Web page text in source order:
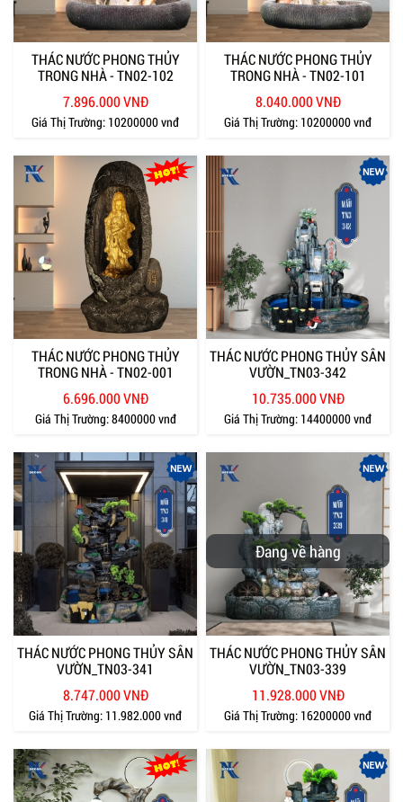
THÁC NƯỚC PHONG THỦY
TRONG NHÀ - TN02-102
7.896.000 VNĐ
Giá Thị Trường: 10200000 vnđ
THÁC NƯỚC PHONG THỦY
TRONG NHÀ - TN02-101
8.040.000 VNĐ
Giá Thị Trường: 10200000 vnđ
THÁC NƯỚC PHONG THỦY
TRONG NHÀ - TN02-001
6.696.000 VNĐ
Giá Thị Trường:8400000 vnđ
THÁC NƯỚC PHONG THỦY SÂN
VƯỜN_TN03-342
10.735.000 VNĐ
Giá Thị Trường: 14400000 vnđ
THÁC NƯỚC PHONG THỦY SÂN
VƯỜN_TN03-341
8.747.000 VNĐ
Giá Thị Trường: 11.982.000 vnđ
Đang về hàng
THÁC NƯỚC PHONG THỦY SÂN
VƯỜN_TN03-339
11.928.000 VNĐ
Giá Thị Trường: 16200000 vnđ